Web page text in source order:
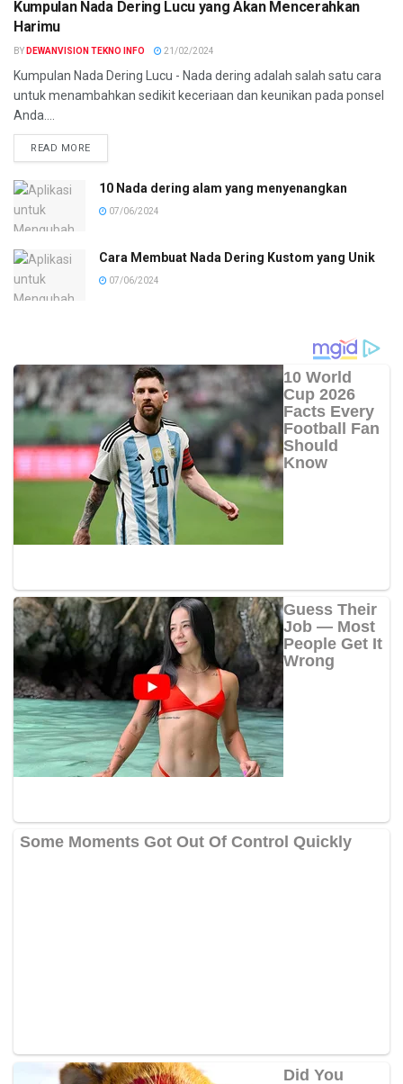
Kumpulan Nada Dering Lucu yang Akan Mencerahkan
Harimu
BY DEWANVISION TEKNO INFO 21/02/2024
Kumpulan Nada Dering Lucu - Nada dering adalah salah satu cara
untuk menambahkan sedikit keceriaan dan keunikan pada ponsel
Anda....
READ MORE
10 Nada dering alam yang menyenangkan
07/06/2024
Cara Membuat Nada Dering Kustom yang Unik
07/06/2024